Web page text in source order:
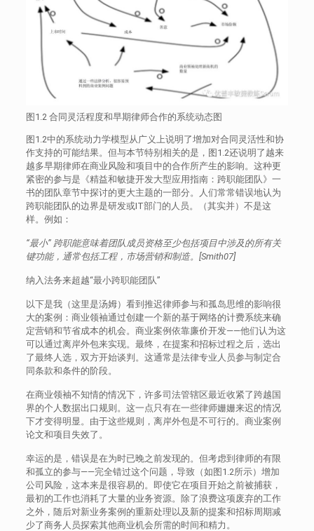
图1.2 合同灵活程度和早期律师合作的系统动态图
图1.2中的系统动力学模型从广义上说明了增加对合同灵活性和协
作支持的可能结果。但与本节特别相关的是，图1.2还说明了越来
越多早期律师在商业风险和项目中的合作所产生的影响。这种更
紧密的参与是《精益和敏捷开发大型应用指南：跨职能团队》一
书的团队章节中探讨的更大主题的一部分。人们常常错误地认为
跨职能团队的边界是研发或IT部门的人员。（其实并）不是这
样。例如：
“最小” 跨职能意味着团队成员资格至少包括项目中涉及的所有关
键功能，通常包括工程，市场营销和制造。[Smith07]
纳入法务来超越“最小跨职能团队”
以下是我（这里是汤姆）看到推迟律师参与和孤岛思维的影响很
大的案例：商业领袖通过创建一个新的基于网络的计费系统来确
定营销和节省成本的机会。商业案例依靠廉价开发——他们认为这
可以通过离岸外包来实现。最终，在提案和招标过程之后，选出
了最终人选，双方开始谈判。这通常是法律专业人员参与制定合
同条款和条件的阶段。
在商业领袖不知情的情况下，许多司法管辖区最近收紧了跨越国
界的个人数据出口规则。这一点只有在一些律师姗姗来迟的情况
下才变得明显。由于这些规则，离岸外包是不可行的。商业案例
论文和项目失效了。
幸运的是，错误是在为时已晚之前发现的。但考虑到律师的有限
和孤立的参与——完全错过这个问题，导致（如图1.2所示）增加
公司风险，这本来是很容易的。即使它在项目开始之前被捕获，
最初的工作也消耗了大量的业务资源。除了浪费这项废弃的工作
之外，随后对新业务案例的重新处理以及新的提案和招标周期减
少了商务人员探索其他商业机会所需的时间和精力。